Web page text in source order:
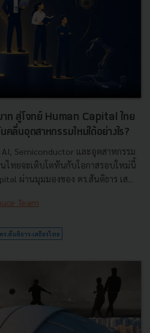
าท สู่โจทย์ Human Capital ไทย
ลื่นอุตสาหกรรมใหม่ได้อย่างไร?
Semiconductor และอุตสาหกรรม
ไทยจะเติบโตทันกับโอกาสรอบใหม่นี้
ผ่านมุมมองของ ดร.สันติธาร เส...
Team
ดร.สันติธาร-เสถียรไทย